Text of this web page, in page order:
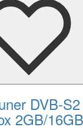
DVB-
2GB/